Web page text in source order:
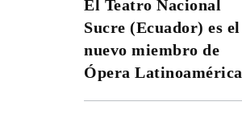
El Teatro Nacional
Sucre (Ecuador) es el
nuevo miembro de
Ópera Latinoamérica